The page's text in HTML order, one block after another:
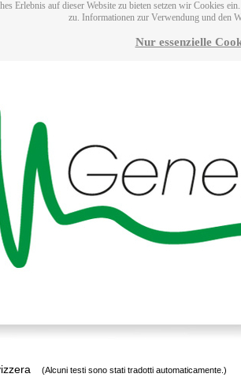
Erlebnis auf dieser Website zu bieten setzen wir Cookies
zu. Informationen zur Verwendung und den
Nur essenzielle
(Alcuni testi sono stati tradotti automaticamente.)